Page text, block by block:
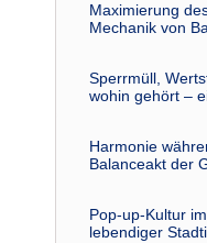
Maximierung
Mechanik von
Sperrmüll,
wohin gehört –
Harmonie
Balanceakt der
Pop-up-Kultur
lebendiger